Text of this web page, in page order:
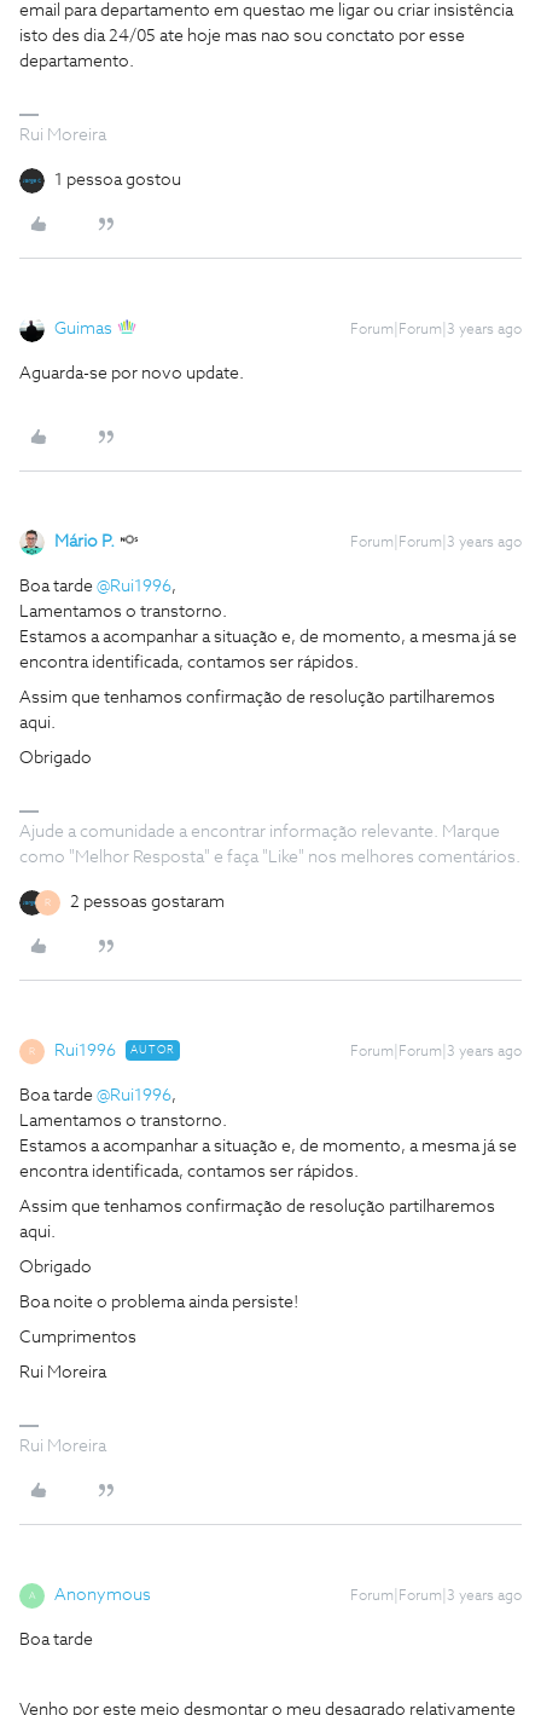
email para departamento em questao me ligar ou criar insistência
isto des dia 24/05 ate hoje mas nao sou conctato por esse
departamento.
Rui Moreira
1 pessoa gostou
Guimas Forum|Forum|3 years ago
Aguarda-se por novo update.
Mário P. Forum|Forum|3 years ago
Boa tarde @Rui1996,
Lamentamos o transtorno.
Estamos a acompanhar a situação e, de momento, a mesma já se
encontra identificada, contamos ser rápidos.
Assim que tenhamos confirmação de resolução partilharemos
aqui.
Obrigado
Ajude a comunidade a encontrar informação relevante. Marque
como "Melhor Resposta" e faça "Like" nos melhores comentários.
R 2 pessoas gostaram
R Rui1996 AUTOR Forum|Forum|3 years ago
Boa tarde @Rui1996,
Lamentamos o transtorno.
Estamos a acompanhar a situação e, de momento, a mesma já se
encontra identificada, contamos ser rápidos.
Assim que tenhamos confirmação de resolução partilharemos
aqui.
Obrigado
Boa noite o problema ainda persiste!
Cumprimentos
Rui Moreira
Rui Moreira
A Anonymous Forum|Forum|3 years ago
Boa tarde
Venho por este meio desmontar o meu desagrado relativamente